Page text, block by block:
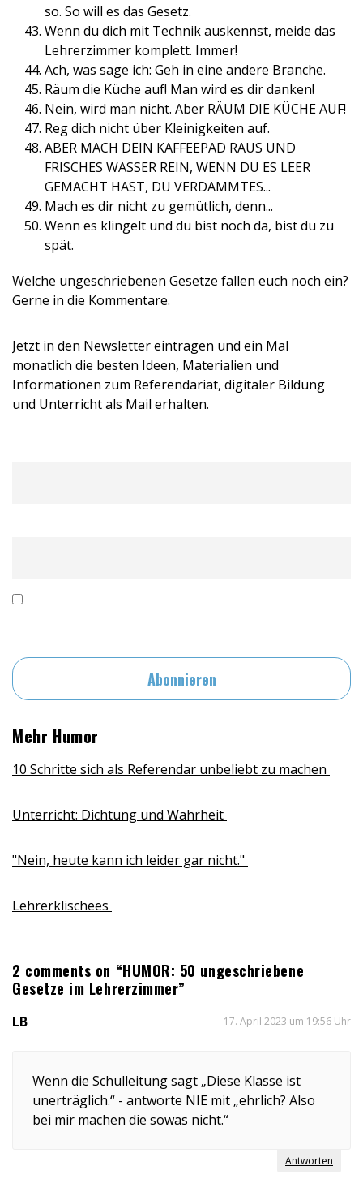
so. So will es das Gesetz.
Wenn du dich mit Technik auskennst, meide das
Lehrerzimmer komplett. Immer!
Ach, was sage ich: Geh in eine andere Branche.
Räum die Küche auf! Man wird es dir danken!
Nein, wird man nicht. Aber RÄUM DIE KÜCHE AUF!
Reg dich nicht über Kleinigkeiten auf.
ABER MACH DEIN KAFFEEPAD RAUS UND
FRISCHES WASSER REIN, WENN DU ES LEER
GEMACHT HAST, DU VERDAMMTES...
Mach es dir nicht zu gemütlich, denn...
Wenn es klingelt und du bist noch da, bist du zu
spät.
Welche ungeschriebenen Gesetze fallen euch noch ein?
Gerne in die Kommentare.
Jetzt in den Newsletter eintragen und ein Mal
monatlich die besten Ideen, Materialien und
Informationen zum Referendariat, digitaler Bildung
und Unterricht als Mail erhalten.
Mehr Humor
10 Schritte sich als Referendar unbeliebt zu machen
Unterricht: Dichtung und Wahrheit
"Nein, heute kann ich leider gar nicht."
Lehrerklischees
2 comments on “HUMOR: 50 ungeschriebene
Gesetze im Lehrerzimmer”
LB 17. April 2023 um 19:56 Uhr
Wenn die Schulleitung sagt „Diese Klasse ist
unerträglich.“ - antworte NIE mit „ehrlich? Also
bei mir machen die sowas nicht.“
Antworten